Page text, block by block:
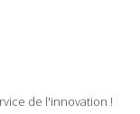
de l'innovation !